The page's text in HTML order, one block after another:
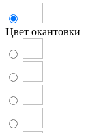
Цвет окантовки